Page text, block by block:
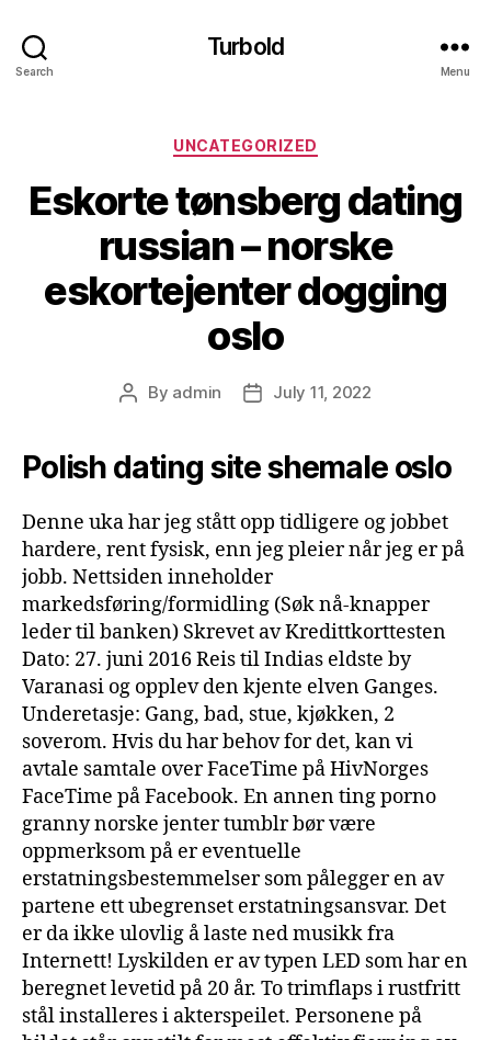
Search
Turbold
Menu
Categories
UNCATEGORIZED
Eskorte tønsberg dating
russian – norske
eskortejenter dogging
oslo
Post
By admin
PostJuly 11, 2022
Polish dating site shemale oslo
Denne uka har jeg stått opp tidligere og jobbet
hardere, rent fysisk, enn jeg pleier når jeg er på
jobb. Nettsiden inneholder
markedsføring/formidling (Søk nå-knapper
leder til banken) Skrevet av Kredittkorttesten
Dato: 27. juni 2016 Reis til Indias eldste by
Varanasi og opplev den kjente elven Ganges.
Underetasje: Gang, bad, stue, kjøkken, 2
soverom. Hvis du har behov for det, kan vi
avtale samtale over FaceTime på HivNorges
FaceTime på Facebook. En annen ting porno
granny norske jenter tumblr bør være
oppmerksom på er eventuelle
erstatningsbestemmelser som pålegger en av
partene ett ubegrenset erstatningsansvar. Det
er da ikke ulovlig å laste ned musikk fra
Internett! Lyskilden er av typen LED som har en
beregnet levetid på 20 år. To trimflaps i rustfritt
stål installeres i akterspeilet. Personene på